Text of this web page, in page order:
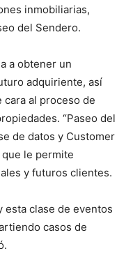
inmobiliarias,
del Sendero.
a obtener un
adquiriente, así
al proceso de
“Paseo del
de datos y Customer
que le permite
y futuros clientes.
esta clase de eventos
casos de